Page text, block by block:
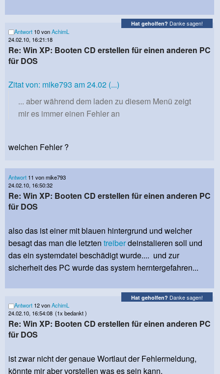
Hat geholfen? Danke sagen!
Antwort 10 vonAchimL
24.02.10, 16:21:18
Re: Win XP: Booten CD erstellen für einen anderen PC
für DOS
Zitat von: mike793 am 24.02 (...)
... aber während dem laden zu diesem Menü zeigt
mir es immer einen Fehler an
welchen Fehler ?
Antwort 11 von mike793
24.02.10, 16:50:32
Re: Win XP: Booten CD erstellen für einen anderen PC
für DOS
also das ist einer mit blauen hintergrund und welcher
besagt das man die letzten treiberdeinstalieren soll und
das ein systemdatei beschädigt wurde.... und zur
sicherheit des PC wurde das system herntergefahren...
Hat geholfen? Danke sagen!
Antwort 12 vonAchimL
24.02.10, 16:54:08 (1x bedankt )
Re: Win XP: Booten CD erstellen für einen anderen PC
für DOS
ist zwar nicht der genaue Wortlaut der Fehlermeldung,
könnte mir aber vorstellen was es sein kann.